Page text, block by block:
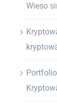
Wieso